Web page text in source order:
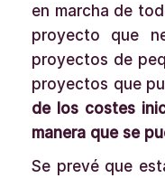
en marcha de
proyecto que
proyectos de
proyectos que
de los costes
manera que se
Se prevé que